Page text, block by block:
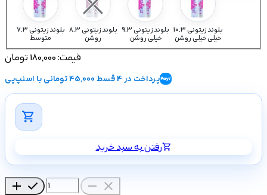
7.3 بلوند زیتونی
متوسط
8.3 بلوند زیتونی
روشن
9.3 بلوند زیتونی
خیلی روشن
10.3 بلوند زیتونی
خیلی خیلی روشن
قیمت:
پرداخت در 4 قسط 45,000 تومانی با اسنپ‌پی
shopping_cart
رفتن به سبد خریدshopping_cart
add check remove close